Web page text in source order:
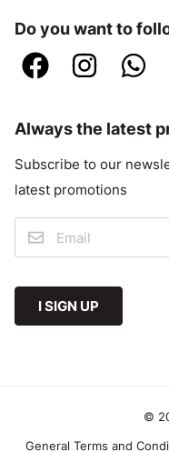
Do you want to
Always the latest
Subscribe to our
latest promotions
I SIGN UP
©
General Terms and